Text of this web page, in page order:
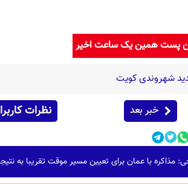
پست همین یک ساعت اخیر
شهروندی کویت
خبر بعد نظرات
مذاکره با عمان برای تعیین مسیر موقت تقریبا به